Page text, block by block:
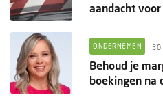
aandacht
ONDERNEMEN 30
Behoud je
boekingen na